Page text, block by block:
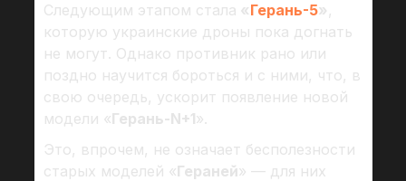
Следующим этапом стала «Герань-5» ,
которую украинские дроны пока догнать
не могут. Однако противник рано или
поздно научится бороться и с ними, что, в
свою очередь, ускорит появление новой
модели «Герань-N+1».
Это, впрочем, не означает бесполезности
старых моделей «Гераней» — для них